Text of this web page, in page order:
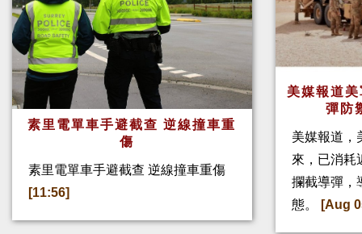
素里電單車手避截查 逆線撞車重
傷
素里電單車手避截查 逆線撞車重傷
[11:56]
美媒報道
彈防
美媒報道，
來，已消耗
攔截導彈，
態。
[Aug